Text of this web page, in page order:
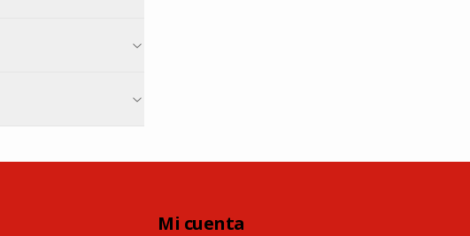
Mi cuenta